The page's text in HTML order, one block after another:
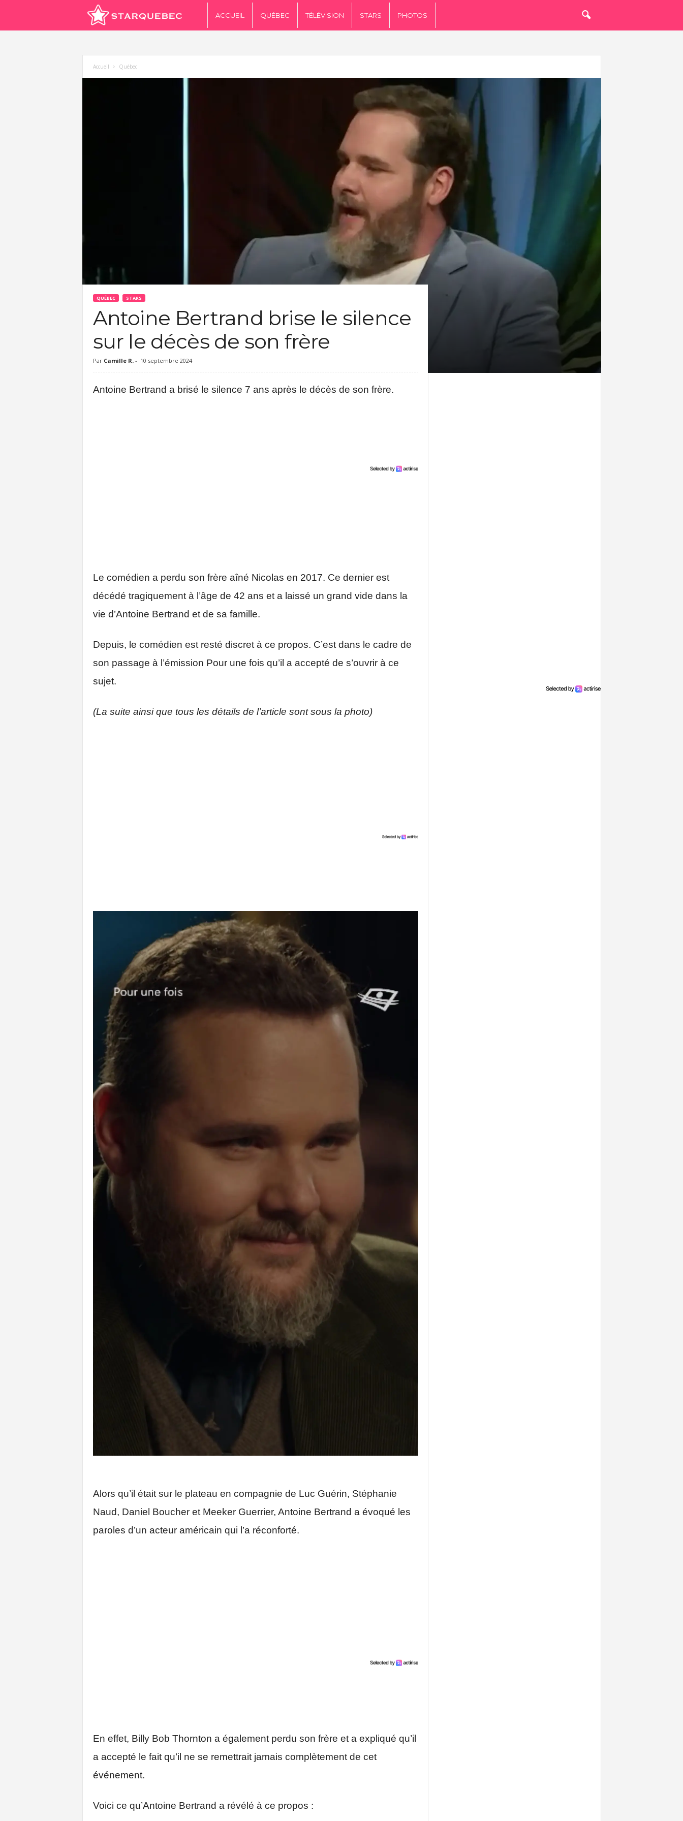
ACCUEIL QUÉBEC TÉLÉVISION STARS PHOTOS
Accueil Québec
QUÉBEC STARS
Antoine Bertrand brise le silence
sur le décès de son frère
Par Camille R. - 10 septembre 2024
Antoine Bertrand a brisé le silence 7 ans après le décès de son frère.
Le comédien a perdu son frère aîné Nicolas en 2017. Ce dernier est
décédé tragiquement à l’âge de 42 ans et a laissé un grand vide dans la
vie d’Antoine Bertrand et de sa famille.
Depuis, le comédien est resté discret à ce propos. C’est dans le cadre de
son passage à l’émission Pour une fois qu’il a accepté de s’ouvrir à ce
sujet.
(La suite ainsi que tous les détails de l’article sont sous la photo)
Alors qu’il était sur le plateau en compagnie de Luc Guérin, Stéphanie
Naud, Daniel Boucher et Meeker Guerrier, Antoine Bertrand a évoqué les
paroles d’un acteur américain qui l’a réconforté.
En effet, Billy Bob Thornton a également perdu son frère et a expliqué qu’il
a accepté le fait qu’il ne se remettrait jamais complètement de cet
événement.
Voici ce qu’Antoine Bertrand a révélé à ce propos :